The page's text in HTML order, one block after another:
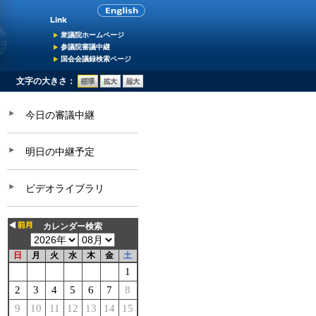
衆議院ホームページ
参議院審議中継
国会会議録検索ページ
文字の大きさ：
今日の審議中継
明日の中継予定
ビデオライブラリ
カレンダー検索
日 月 火 水 木 金 土
1
2
3 4 5 6 7
8
9
10 11 12 13 14
15